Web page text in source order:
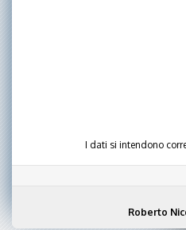
I dati si intendono
Roberto